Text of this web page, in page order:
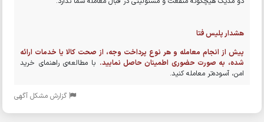
هشدار پلیس فتا
پیش از انجام معامله و هر نوع پرداخت وجه، از صحت کالا یا خدمات ارائه
شده، به صورت حضوری اطمینان حاصل نمایید. با مطالعه‌ی راهنمای خرید
امن، آسوده‌تر معامله کنید.
گزارش مشکل آگهی